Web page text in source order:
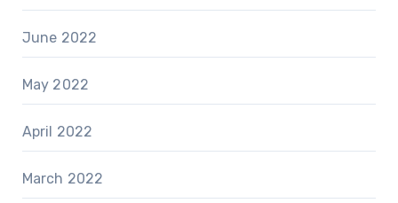
June 2022
May 2022
April 2022
March 2022